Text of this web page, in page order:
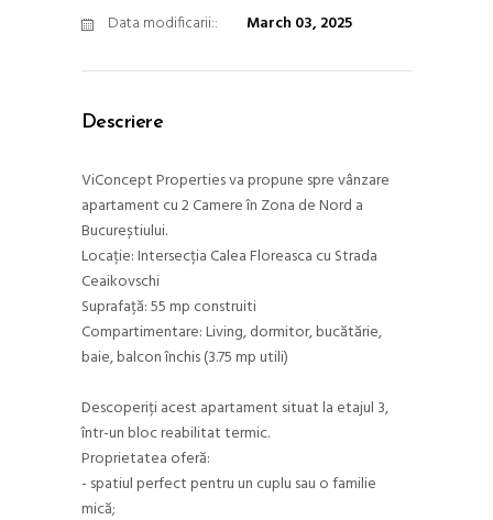
Data modificarii::
March 03, 2025
Descriere
ViConcept Properties va propune spre vânzare
apartament cu 2 Camere în Zona de Nord a
Bucureștiului.
Locație: Intersecția Calea Floreasca cu Strada
Ceaikovschi
Suprafață: 55 mp construiti
Compartimentare: Living, dormitor, bucătărie,
baie, balcon închis (3.75 mp utili)
Descoperiți acest apartament situat la etajul 3,
într-un bloc reabilitat termic.
Proprietatea oferă:
- spatiul perfect pentru un cuplu sau o familie
mică;